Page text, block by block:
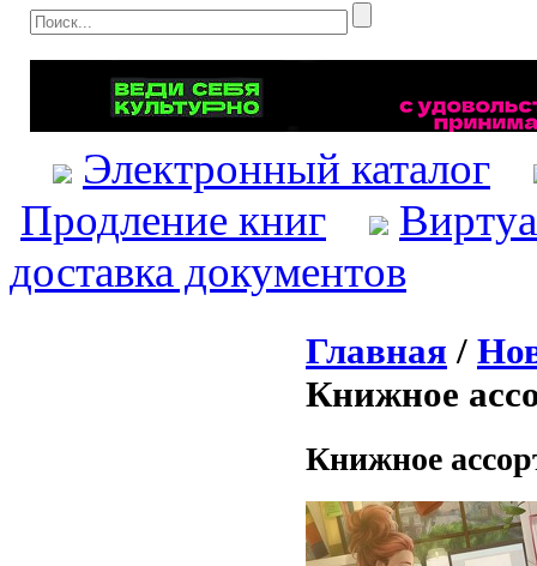
Электронный каталог
Продление книг
доставка документов
Главная /
Книжное
Книжное